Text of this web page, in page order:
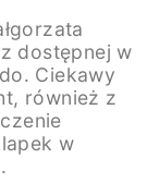
dostępnej w
Ciekawy
również z
w